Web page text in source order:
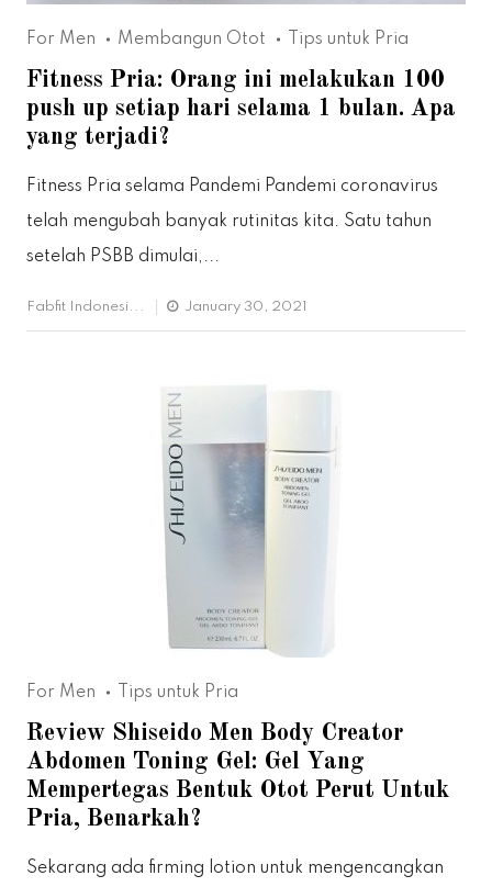
For Men Membangun Otot Tips untuk Pria
Fitness Pria: Orang ini melakukan 100
push up setiap hari selama 1 bulan. Apa
yang terjadi?
Fitness Pria selama Pandemi Pandemi coronavirus
telah mengubah banyak rutinitas kita. Satu tahun
setelah PSBB dimulai,...
Fabfit Indonesi... January 30, 2021
For Men Tips untuk Pria
Review Shiseido Men Body Creator
Abdomen Toning Gel: Gel Yang
Mempertegas Bentuk Otot Perut Untuk
Pria, Benarkah?
Sekarang ada firming lotion untuk mengencangkan